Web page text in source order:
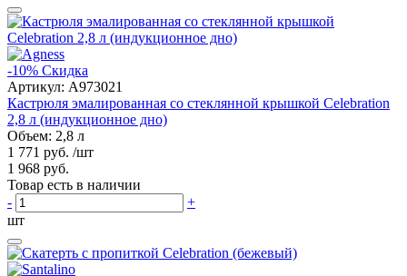
-10% Скидка
Артикул: A973021
Кастрюля эмалированная со стеклянной крышкой Celebration
2,8 л (индукционное дно)
Объем: 2,8 л
1 771 руб. /шт
1 968 руб.
Товар есть в наличии
-
+
шт